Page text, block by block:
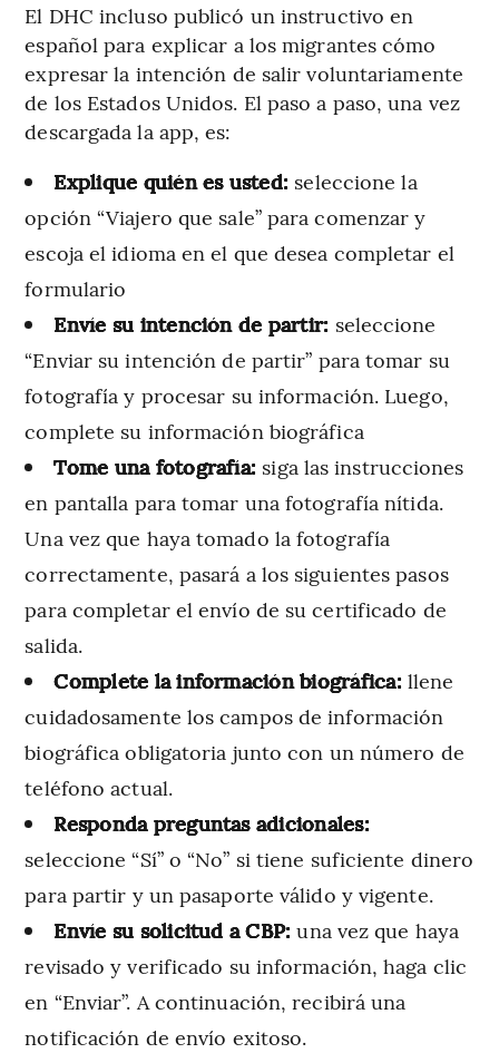
El DHC incluso publicó un instructivo en
español para explicar a los migrantes cómo
expresar la intención de salir voluntariamente
de los Estados Unidos. El paso a paso, una vez
descargada la app, es:
Explique quién es usted: seleccione la
opción “Viajero que sale” para comenzar y
escoja el idioma en el que desea completar el
formulario
Envíe su intención de partir: seleccione
“Enviar su intención de partir” para tomar su
fotografía y procesar su información. Luego,
complete su información biográfica
Tome una fotografía: siga las instrucciones
en pantalla para tomar una fotografía nítida.
Una vez que haya tomado la fotografía
correctamente, pasará a los siguientes pasos
para completar el envío de su certificado de
salida.
Complete la información biográfica: llene
cuidadosamente los campos de información
biográfica obligatoria junto con un número de
teléfono actual.
Responda preguntas adicionales:
seleccione “Sí” o “No” si tiene suficiente dinero
para partir y un pasaporte válido y vigente.
Envíe su solicitud a CBP: una vez que haya
revisado y verificado su información, haga clic
en “Enviar”. A continuación, recibirá una
notificación de envío exitoso.